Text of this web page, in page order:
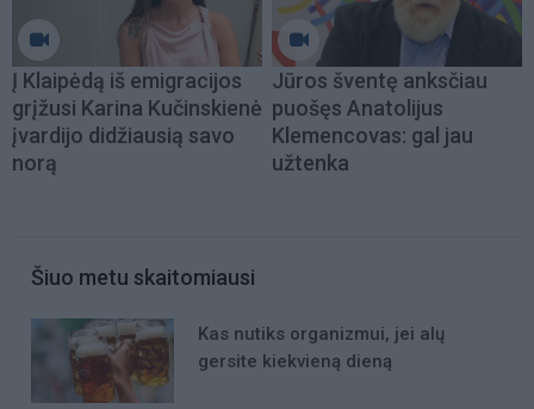
Į Klaipėdą iš emigracijos
grįžusi Karina Kučinskienė
įvardijo didžiausią savo
norą
Jūros šventę anksčiau
puošęs Anatolijus
Klemencovas: gal jau
užtenka
Šiuo metu skaitomiausi
Kas nutiks organizmui, jei alų
gersite kiekvieną dieną